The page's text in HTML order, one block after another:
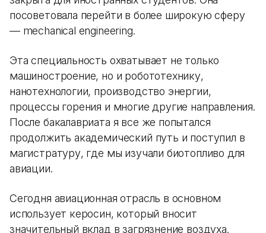
посоветовала перейти в более широкую сферу
— mechanical engineering.
Эта специальность охватывает не только
машиностроение, но и робототехнику,
нанотехнологии, производство энергии,
процессы горения и многие другие направления.
После бакалавриата я все же попытался
продолжить академический путь и поступил в
магистратуру, где мы изучали биотопливо для
авиации.
Сегодня авиационная отрасль в основном
использует керосин, который вносит
значительный вклад в загрязнение воздуха.